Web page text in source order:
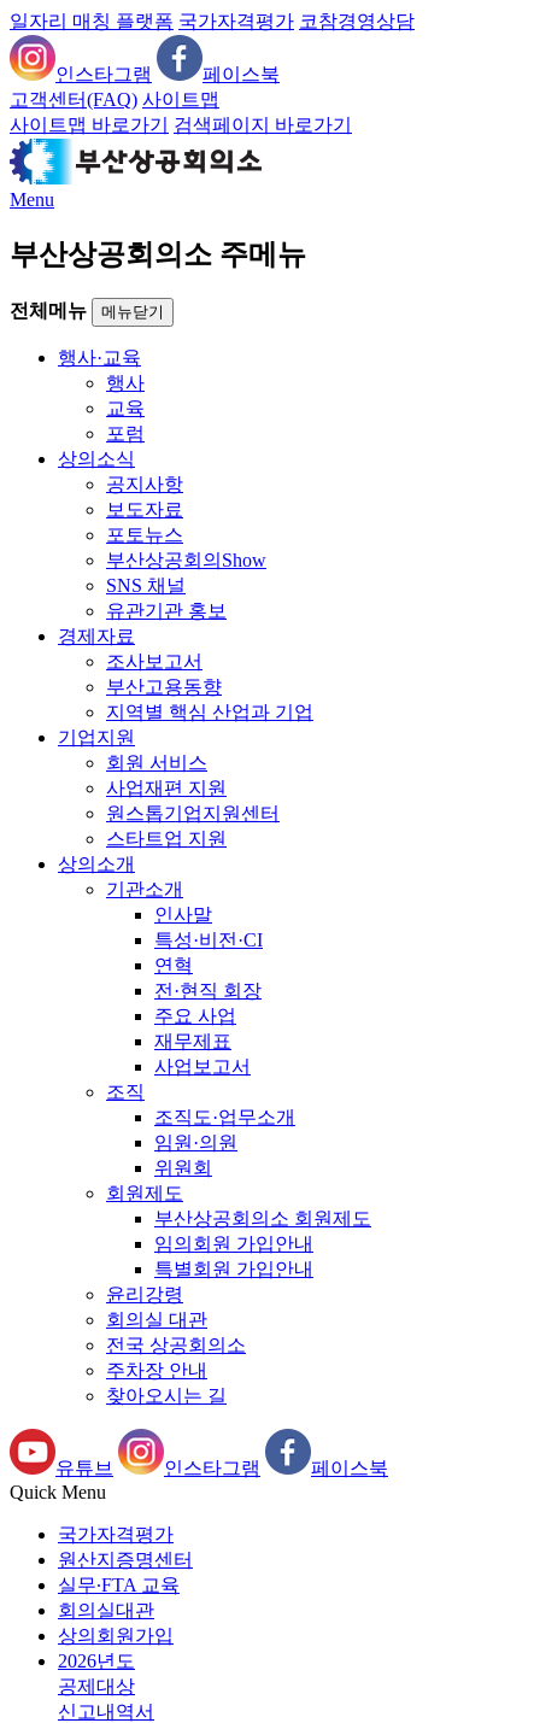
일자리 매칭 플랫폼 국가자격평가 코참경영상담
인스타그램
페이스북
고객센터(FAQ) 사이트맵
사이트맵 바로가기
검색페이지 바로가기
Menu
부산상공회의소 주메뉴
전체메뉴 메뉴닫기
행사·교육
행사
교육
포럼
상의소식
공지사항
보도자료
포토뉴스
부산상공회의Show
SNS 채널
유관기관 홍보
경제자료
조사보고서
부산고용동향
지역별 핵심 산업과 기업
기업지원
회원 서비스
사업재편 지원
원스톱기업지원센터
스타트업 지원
상의소개
기관소개
인사말
특성·비전·CI
연혁
전·현직 회장
주요 사업
재무제표
사업보고서
조직
조직도·업무소개
임원·의원
위원회
회원제도
부산상공회의소 회원제도
임의회원 가입안내
특별회원 가입안내
윤리강령
회의실 대관
전국 상공회의소
주차장 안내
찾아오시는 길
유튜브 인스타그램
페이스북
Quick Menu
국가자격평가
원산지증명센터
실무∙FTA 교육
회의실대관
상의회원가입
2026년도
공제대상
신고내역서